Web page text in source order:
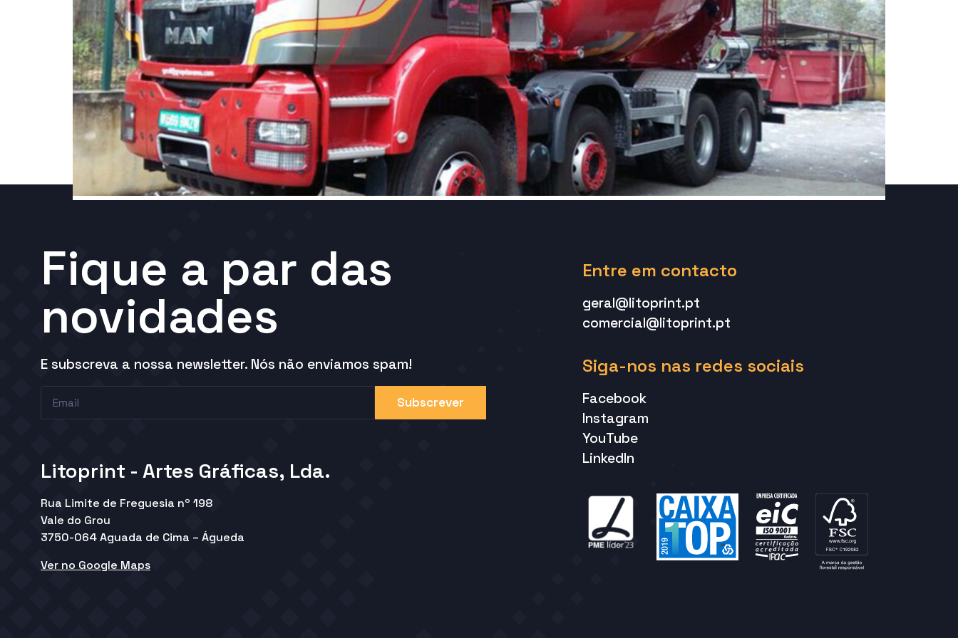
Fique a par das
novidades
E subscreva a nossa newsletter. Nós não enviamos spam!
Subscrever
Litoprint - Artes Gráficas, Lda.
Rua Limite de Freguesia nº 198
Vale do Grou
3750-064 Aguada de Cima – Águeda
Ver no Google Maps
Entre em contacto
geral@litoprint.pt
comercial@litoprint.pt
Siga-nos nas redes sociais
Facebook
Instagram
YouTube
LinkedIn